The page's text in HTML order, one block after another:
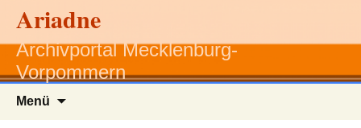
Ariadne
Archivportal Mecklenburg-
Vorpommern
Menü